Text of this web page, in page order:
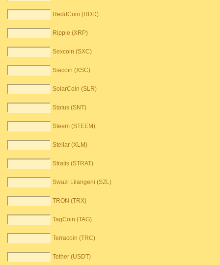
ReddCoin (RDD)
Ripple (XRP)
Sexcoin (SXC)
Siacoin (XSC)
SolarCoin (SLR)
Status (SNT)
Steem (STEEM)
Stellar (XLM)
Stratis (STRAT)
Swazi Lilangeni (SZL)
TRON (TRX)
TagCoin (TAG)
Terracoin (TRC)
Tether (USDT)